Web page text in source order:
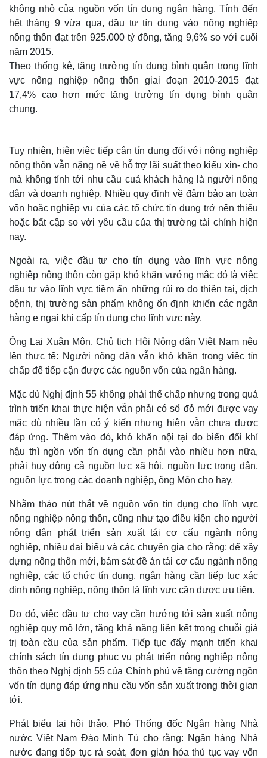
Thế giới
Quan sát
Cuộc sống đó đây
Hồ sơ
Multimedia
Video
Ảnh
E-Magazine
Infographic
không nhỏ của nguồn vốn tín dụng ngân hàng. Tính đến
hết tháng 9 vừa qua, đầu tư tín dụng vào nông nghiệp
nông thôn đạt trên 925.000 tỷ đồng, tăng 9,6% so với cuối
năm 2015.
Theo thống kê, tăng trưởng tín dụng bình quân trong lĩnh
vực nông nghiệp nông thôn giai đoạn 2010-2015 đạt
17,4% cao hơn mức tăng trưởng tín dụng bình quân
chung.
Tuy nhiên, hiện việc tiếp cận tín dụng đối với nông nghiệp
nông thôn vẫn nặng nề về hỗ trợ lãi suất theo kiểu xin- cho
mà không tính tới nhu cầu cuả khách hàng là người nông
dân và doanh nghiệp. Nhiều quy định về đảm bảo an toàn
vốn hoặc nghiệp vụ của các tổ chức tín dụng trở nên thiếu
hoặc bất cập so với yêu cầu của thị trường tài chính hiện
nay.
Ngoài ra, việc đầu tư cho tín dụng vào lĩnh vực nông
nghiệp nông thôn còn gặp khó khăn vướng mắc đó là việc
đầu tư vào lĩnh vực tiềm ẩn những rủi ro do thiên tai, dịch
bệnh, thị trường sản phẩm không ổn định khiến các ngân
hàng e ngại khi cấp tín dụng cho lĩnh vực này.
Ông Lại Xuân Môn, Chủ tịch Hội Nông dân Việt Nam nêu
lên thực tế: Người nông dân vẫn khó khăn trong việc tín
chấp để tiếp cận được các nguồn vốn của ngân hàng.
Mặc dù Nghị định 55 không phải thế chấp nhưng trong quá
trình triển khai thực hiện vẫn phải có sổ đỏ mới được vay
mặc dù nhiều lần có ý kiến nhưng hiện vẫn chưa được
đáp ứng. Thêm vào đó, khó khăn nội tại do biến đổi khí
hậu thì ngồn vốn tín dụng cần phải vào nhiều hơn nữa,
phải huy động cả nguồn lực xã hội, nguồn lực trong dân,
nguồn lực trong các doanh nghiệp, ông Môn cho hay.
Nhằm tháo nút thắt về nguồn vốn tín dụng cho lĩnh vực
nông nghiệp nông thôn, cũng như tạo điều kiện cho người
nông dân phát triển sản xuất tái cơ cấu ngành nông
nghiệp, nhiều đại biểu và các chuyên gia cho rằng: để xây
dựng nông thôn mới, bám sát đề án tái cơ cấu ngành nông
nghiệp, các tổ chức tín dụng, ngân hàng cần tiếp tục xác
định nông nghiệp, nông thôn là lĩnh vực cần được ưu tiên.
Do đó, việc đầu tư cho vay cần hướng tới sản xuất nông
nghiệp quy mô lớn, tăng khả năng liên kết trong chuỗi giá
trị toàn cầu của sản phẩm. Tiếp tục đẩy mạnh triển khai
chính sách tín dụng phục vụ phát triển nông nghiệp nông
thôn theo Nghị dịnh 55 của Chính phủ về tăng cường ngồn
vốn tín dụng đáp ứng nhu cầu vốn sản xuất trong thời gian
tới.
Phát biểu tại hội thảo, Phó Thống đốc Ngân hàng Nhà
nước Việt Nam Đào Minh Tú cho rằng: Ngân hàng Nhà
nước đang tiếp tục rà soát, đơn giản hóa thủ tục vay vốn